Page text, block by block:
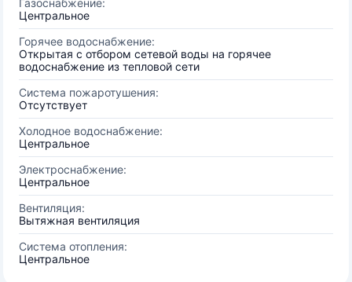
Газоснабжение:
Центральное
Горячее водоснабжение:
Открытая с отбором сетевой воды на горячее
водоснабжение из тепловой сети
Система пожаротушения:
Отсутствует
Холодное водоснабжение:
Центральное
Электроснабжение:
Центральное
Вентиляция:
Вытяжная вентиляция
Система отопления:
Центральное